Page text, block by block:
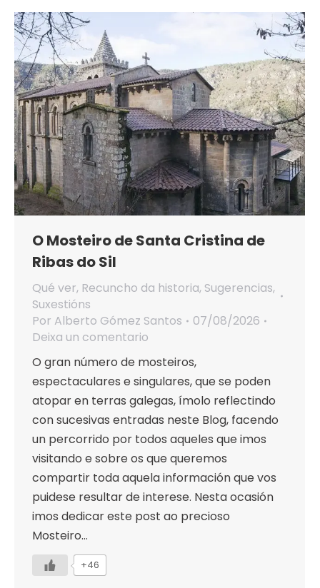
O Mosteiro de Santa Cristina de
Ribas do Sil
Qué ver, Recuncho da historia, Sugerencias,
Suxestións
Por Alberto Gómez Santos
07/08/2026
Deixa un comentario
O gran número de mosteiros,
espectaculares e singulares, que se poden
atopar en terras galegas, ímolo reflectindo
con sucesivas entradas neste Blog, facendo
un percorrido por todos aqueles que imos
visitando e sobre os que queremos
compartir toda aquela información que vos
puidese resultar de interese. Nesta ocasión
imos dedicar este post ao precioso
Mosteiro…
+46